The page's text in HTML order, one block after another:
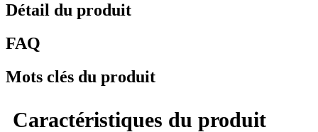
Détail du produit
FAQ
Mots clés du produit
Caractéristiques du produit